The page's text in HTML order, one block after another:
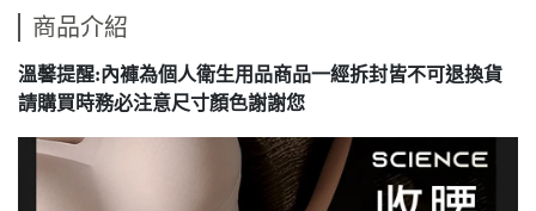
商品介紹
溫馨提醒:內褲為個人衛生用品商品一經拆封皆不可退換貨
請購買時務必注意尺寸顏色謝謝您